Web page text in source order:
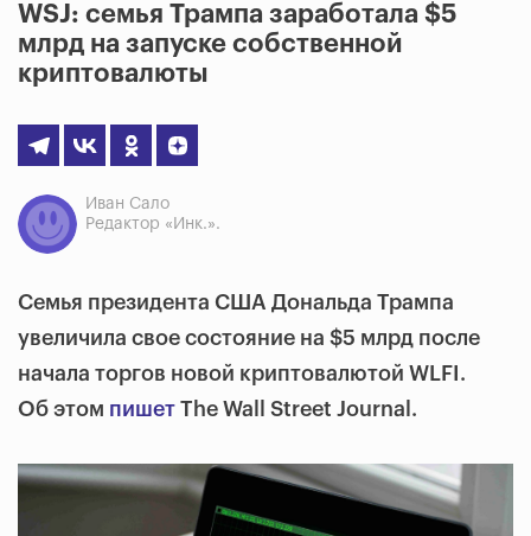
WSJ: семья Трампа заработала $5
млрд на запуске собственной
криптовалюты
Иван Сало
Редактор «Инк.».
Семья президента США Дональда Трампа
увеличила свое состояние на $5 млрд после
начала торгов новой криптовалютой WLFI.
Об этом пишет The Wall Street Journal.